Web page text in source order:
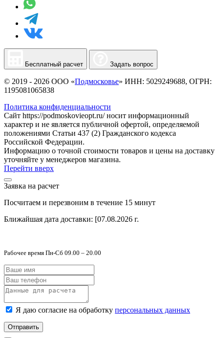
Бесплатный расчет Задать вопрос
© 2019 - 2026 ООО «Подмосковье» ИНН: 5029249688, ОГРН:
1195081065838
Политика конфиденциальности
Сайт https://podmoskovieopt.ru/ носит информационный
характер и не является публичной офертой, определяемой
положениями Статьи 437 (2) Гражданского кодекса
Российской Федерации.
Информацию о точной стоимости товаров и цены на доставку
уточняйте у менеджеров магазина.
Перейти вверх
Заявка на расчет
Посчитаем и перезвоним в течение 15 минут
Ближайшая дата доставки: [07.08.2026 г.
Рабочее время Пн-Сб 09.00 – 20.00
Я даю согласие на обработку персональных данных
Отправить